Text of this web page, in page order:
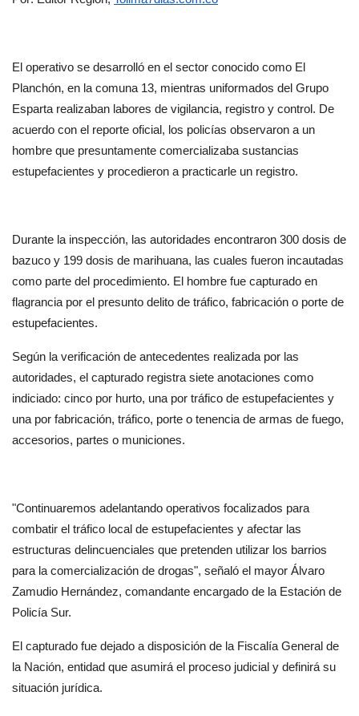
El operativo se desarrolló en el sector conocido como El
Planchón, en la comuna 13, mientras uniformados del Grupo
Esparta realizaban labores de vigilancia, registro y control. De
acuerdo con el reporte oficial, los policías observaron a un
hombre que presuntamente comercializaba sustancias
estupefacientes y procedieron a practicarle un registro.
Durante la inspección, las autoridades encontraron 300 dosis de
bazuco y 199 dosis de marihuana, las cuales fueron incautadas
como parte del procedimiento. El hombre fue capturado en
flagrancia por el presunto delito de tráfico, fabricación o porte de
estupefacientes.
Según la verificación de antecedentes realizada por las
autoridades, el capturado registra siete anotaciones como
indiciado: cinco por hurto, una por tráfico de estupefacientes y
una por fabricación, tráfico, porte o tenencia de armas de fuego,
accesorios, partes o municiones.
"Continuaremos adelantando operativos focalizados para
combatir el tráfico local de estupefacientes y afectar las
estructuras delincuenciales que pretenden utilizar los barrios
para la comercialización de drogas", señaló el mayor Álvaro
Zamudio Hernández, comandante encargado de la Estación de
Policía Sur.
El capturado fue dejado a disposición de la Fiscalía General de
la Nación, entidad que asumirá el proceso judicial y definirá su
situación jurídica.